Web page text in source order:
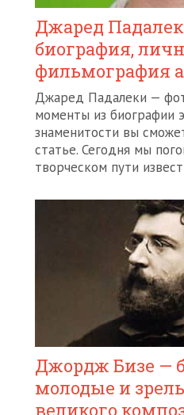
Джаред
биография,
фильмография
Джаред Падалеки —
моменты из биографии
знаменитости вы
статье. Сегодня мы
творческом пути
Джордж Бизе —
молодые и
великого